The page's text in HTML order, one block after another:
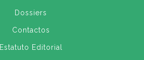
Dossiers
Contactos
Estatuto Editorial